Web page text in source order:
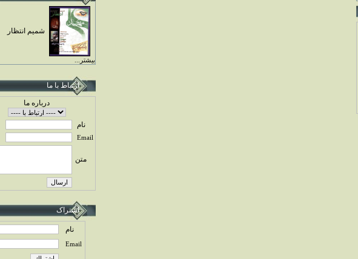
شميم انتظار
بيشتر...
ارتباط با ما
درباره ما
نام
Email
متن
اشتراک
نام
Email